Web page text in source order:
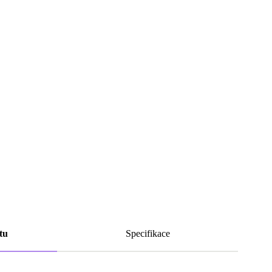
Specifikace